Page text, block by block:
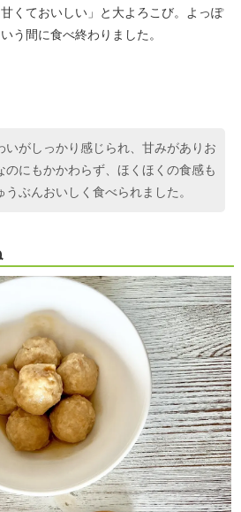
くておいしい」と大よろこび。よっぽ
う間に食べ終わりました。
いがしっかり感じられ、甘みがありお
のにもかかわらず、ほくほくの食感も
ぶんおいしく食べられました。